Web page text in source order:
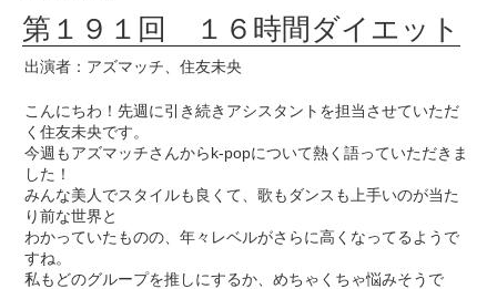
第１９１回 １６時間ダイエット
出演者：アズマッチ、住友未央
こんにちわ！先週に引き続きアシスタントを担当させていただ
く住友未央です。
今週もアズマッチさんからk-popについて熱く語っていただきま
した！
みんな美人でスタイルも良くて、歌もダンスも上手いのが当た
り前な世界と
わかっていたものの、年々レベルがさらに高くなってるようで
すね。
私もどのグループを推しにするか、めちゃくちゃ悩みそうで